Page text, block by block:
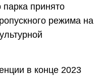
парка принято
режима на
в конце 2023